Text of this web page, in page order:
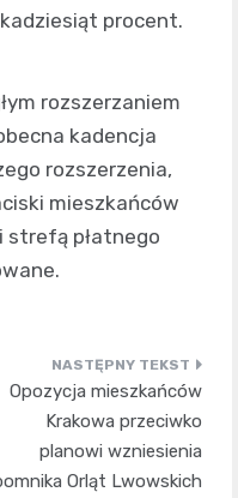
procent.
rozszerzaniem
kadencja
rozszerzenia,
mieszkańców
strefą płatnego
Opozycja mieszkańców
Krakowa przeciwko
planowi wzniesienia
Orląt Lwowskich